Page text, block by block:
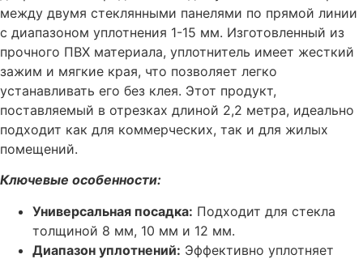
между двумя стеклянными панелями по прямой линии
с диапазоном уплотнения 1-15 мм. Изготовленный из
прочного ПВХ материала, уплотнитель имеет жесткий
зажим и мягкие края, что позволяет легко
устанавливать его без клея. Этот продукт,
поставляемый в отрезках длиной 2,2 метра, идеально
подходит как для коммерческих, так и для жилых
помещений.
Ключевые особенности:
Универсальная посадка: Подходит для стекла
толщиной 8 мм, 10 мм и 12 мм.
Диапазон уплотнений: Эффективно уплотняет